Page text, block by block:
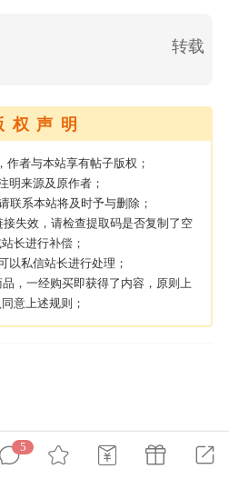
作弊模组，
服务器外挂！
收到一些信息
用,为了维护游
下声明，规范
5
转载
权声明
者与本站享有帖子版权；
明来源及原作者；
联系本站将及时予与删除；
失效，请检查提取码是否复制了空
长进行补偿；
以私信站长进行处理；
，一经购买即获得了内容，原则上
意上述规则；